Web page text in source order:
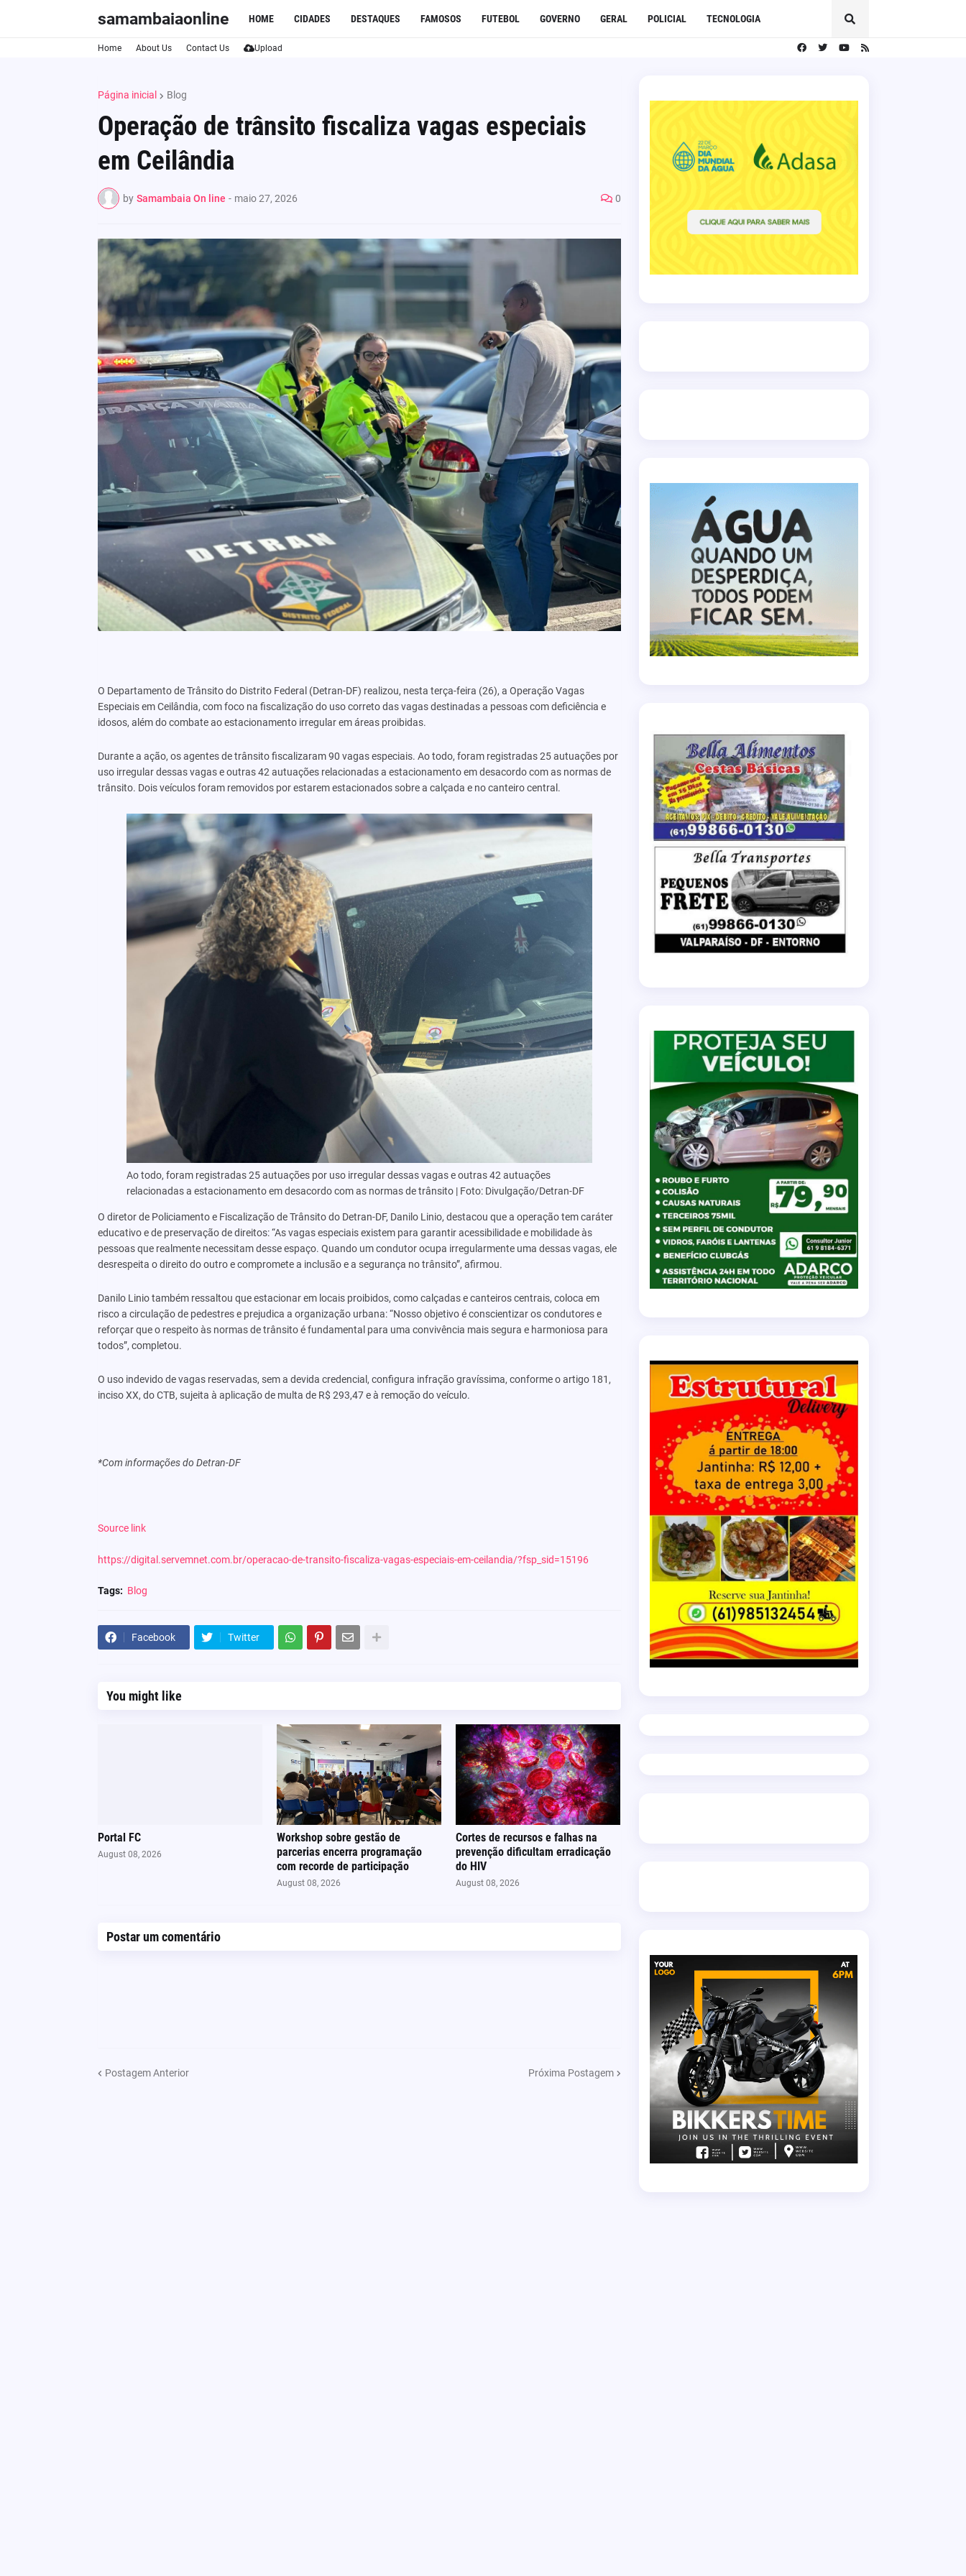
samambaiaonline HOME CIDADES DESTAQUES FAMOSOS FUTEBOL GOVERNO GERAL POLICIAL TECNOLOGIA
Home About Us Contact Us Upload
Página inicial Blog
Operação de trânsito fiscaliza vagas especiais
em Ceilândia
by Samambaia On line - maio 27, 2026 0
O Departamento de Trânsito do Distrito Federal (Detran-DF) realizou, nesta terça-feira (26), a Operação Vagas
Especiais em Ceilândia, com foco na fiscalização do uso correto das vagas destinadas a pessoas com deficiência e
idosos, além do combate ao estacionamento irregular em áreas proibidas.
Durante a ação, os agentes de trânsito fiscalizaram 90 vagas especiais. Ao todo, foram registradas 25 autuações por
uso irregular dessas vagas e outras 42 autuações relacionadas a estacionamento em desacordo com as normas de
trânsito. Dois veículos foram removidos por estarem estacionados sobre a calçada e no canteiro central.
Ao todo, foram registradas 25 autuações por uso irregular dessas vagas e outras 42 autuações
relacionadas a estacionamento em desacordo com as normas de trânsito | Foto: Divulgação/Detran-DF
O diretor de Policiamento e Fiscalização de Trânsito do Detran-DF, Danilo Linio, destacou que a operação tem caráter
educativo e de preservação de direitos: “As vagas especiais existem para garantir acessibilidade e mobilidade às
pessoas que realmente necessitam desse espaço. Quando um condutor ocupa irregularmente uma dessas vagas, ele
desrespeita o direito do outro e compromete a inclusão e a segurança no trânsito”, afirmou.
Danilo Linio também ressaltou que estacionar em locais proibidos, como calçadas e canteiros centrais, coloca em
risco a circulação de pedestres e prejudica a organização urbana: “Nosso objetivo é conscientizar os condutores e
reforçar que o respeito às normas de trânsito é fundamental para uma convivência mais segura e harmoniosa para
todos”, completou.
O uso indevido de vagas reservadas, sem a devida credencial, configura infração gravíssima, conforme o artigo 181,
inciso XX, do CTB, sujeita à aplicação de multa de R$ 293,47 e à remoção do veículo.
*Com informações do Detran-DF
Source link
https://digital.servemnet.com.br/operacao-de-transito-fiscaliza-vagas-especiais-em-ceilandia/?fsp_sid=15196
Tags: Blog
Facebook Twitter
You might like
Portal FC
August 08, 2026
Workshop sobre gestão de
parcerias encerra programação
com recorde de participação
August 08, 2026
Cortes de recursos e falhas na
prevenção dificultam erradicação
do HIV
August 08, 2026
Postar um comentário
Postagem Anterior Próxima Postagem